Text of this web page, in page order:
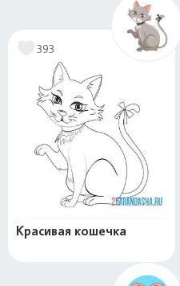
393
Красивая кошечка